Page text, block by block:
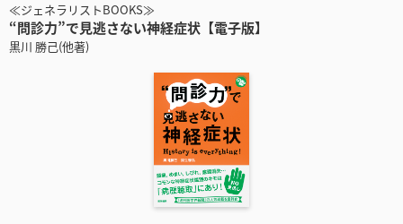
≪ジェネラリストBOOKS≫
“問診力”で見逃さない神経症状【電子版】
黒川 勝己(他著)